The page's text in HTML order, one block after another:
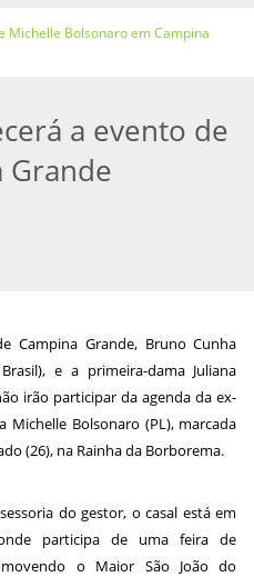
Michelle Bolsonaro em Campina
a evento de
Grande
Campina Grande, Bruno Cunha
e a primeira-dama Juliana
irão participar da agenda da ex-
Michelle Bolsonaro (PL), marcada
(26), na Rainha da Borborema.
do gestor, o casal está em
participa de uma feira de
o Maior São João do